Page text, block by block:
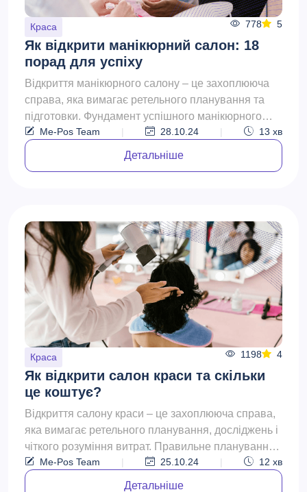
Краса 778 5
Як відкрити манікюрний салон: 18
порад для успіху
Відкриття манікюрного салону – це захоплююча
справа, яка вимагає ретельного планування та
підготовки. Фундамент успішного манікюрного
салону – це рете...
Me-Pos Team | 28.10.24 | 13 хв
Детальніше
Краса 1198 4
Як відкрити салон краси та скільки
це коштує?
Відкриття салону краси – це захоплююча справа,
яка вимагає ретельного планування, досліджень і
чіткого розуміння витрат. Правильне планування і
склада...
Me-Pos Team | 25.10.24 | 12 хв
Детальніше